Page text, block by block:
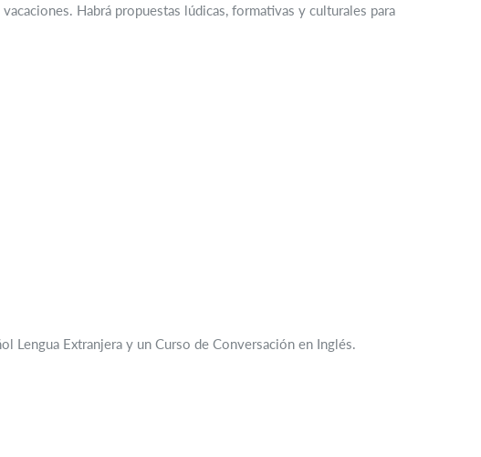
Habrá propuestas lúdicas, formativas y culturales para
Lengua Extranjera y un Curso de Conversación en Inglés.